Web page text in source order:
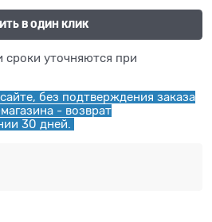
В ОДИН КЛИК
сроки уточняются при
без подтверждения заказа
- возврат
30 дней.